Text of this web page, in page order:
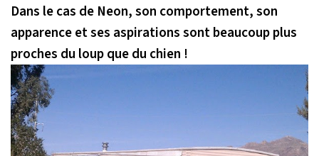
Dans le cas de Neon, son comportement, son
apparence et ses aspirations sont beaucoup plus
proches du loup que du chien !